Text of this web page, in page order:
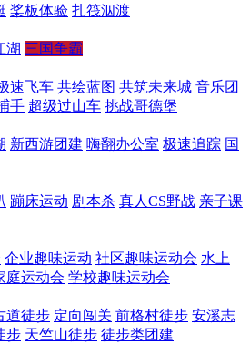
桨板体验 扎筏泅渡
湖 三国争霸
速飞车 共绘蓝图 共筑未来城 音乐团
手 超级过山车 挑战哥德堡
新西游团建 嗨翻办公室 极速追踪 国
蹦床运动 剧本杀 真人CS野战 亲子课
企业趣味运动 社区趣味运动会 水上
庭运动会 学校趣味运动会
道徒步 定向闯关 前格村徒步 安溪志
步 天竺山徒步 徒步类团建